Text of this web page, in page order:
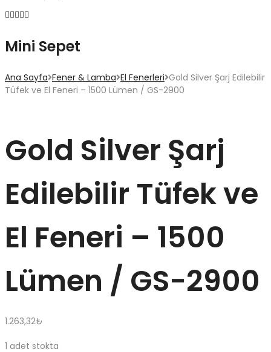
Mini Sepet
Ana Sayfa Fener & Lamba El Fenerleri Gold Silver Şarj Edilebilir
Tüfek ve El Feneri – 1500 Lümen / GS-2900
Gold Silver Şarj
Edilebilir Tüfek ve
El Feneri – 1500
Lümen / GS-2900
1.263,32₺
1 adet stokta